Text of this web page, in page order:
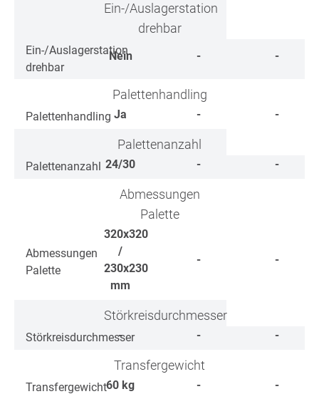
Ein-/Auslagerstation
drehbar
Ein-/Auslagerstation
drehbar
Nein - -
Palettenhandling
Palettenhandling Ja - -
Palettenanzahl
Palettenanzahl 24/30 - -
Abmessungen
Palette
Abmessungen
Palette
320x320
/
230x230
mm
- -
Störkreisdurchmesser
Störkreisdurchmesser
- - -
Transfergewicht
Transfergewicht60 kg - -